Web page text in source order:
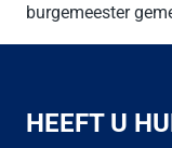
burgemeester
HEEFT U